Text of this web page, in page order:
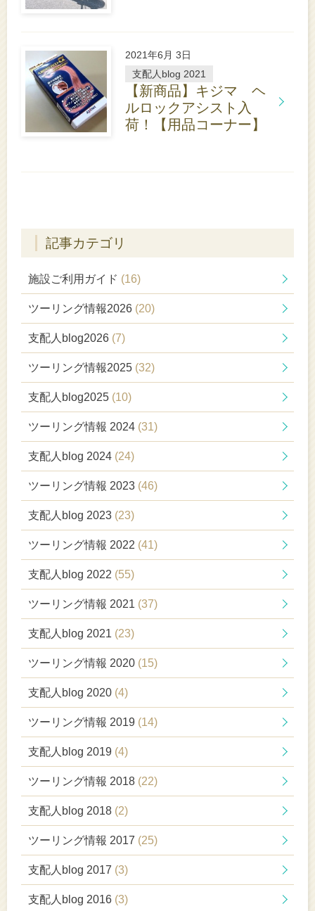
は
ら
2021年6月 3日
支配人blog 2021
【新商品】キジマ ヘ
ルロックアシスト入
荷！【用品コーナー】
は
記事カテゴリ
施設ご利用ガイド (16)
ツーリング情報2026 (20)
支配人blog2026 (7)
ツーリング情報2025 (32)
支配人blog2025 (10)
ツーリング情報 2024 (31)
支配人blog 2024 (24)
ツーリング情報 2023 (46)
支配人blog 2023 (23)
ツーリング情報 2022 (41)
支配人blog 2022 (55)
ツーリング情報 2021 (37)
支配人blog 2021 (23)
ツーリング情報 2020 (15)
支配人blog 2020 (4)
ツーリング情報 2019 (14)
支配人blog 2019 (4)
ツーリング情報 2018 (22)
支配人blog 2018 (2)
ツーリング情報 2017 (25)
支配人blog 2017 (3)
支配人blog 2016 (3)